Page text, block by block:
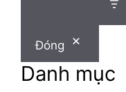
Đóng
Danh mục